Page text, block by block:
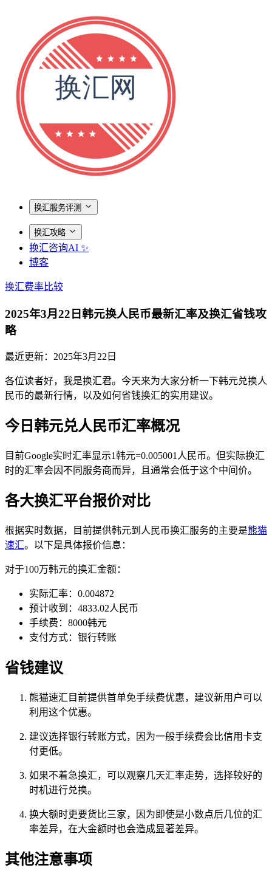
换汇服务评测
换汇攻略
换汇咨询AI ✨
博客
换汇费率比较
2025年3月22日韩元换人民币最新汇率及换汇省钱攻
略
最近更新： 2025年3月22日
各位读者好，我是换汇君。今天来为大家分析一下韩元兑换人
民币的最新行情，以及如何省钱换汇的实用建议。
今日韩元兑人民币汇率概况
目前Google实时汇率显示1韩元=0.005001人民币。但实际换汇
时的汇率会因不同服务商而异，且通常会低于这个中间价。
各大换汇平台报价对比
根据实时数据，目前提供韩元到人民币换汇服务的主要是熊猫
速汇。以下是具体报价信息：
对于100万韩元的换汇金额：
实际汇率：0.004872
预计收到：4833.02人民币
手续费：8000韩元
支付方式：银行转账
省钱建议
熊猫速汇目前提供首单免手续费优惠，建议新用户可以
利用这个优惠。
建议选择银行转账方式，因为一般手续费会比信用卡支
付更低。
如果不着急换汇，可以观察几天汇率走势，选择较好的
时机进行兑换。
换大额时更要货比三家，因为即使是小数点后几位的汇
率差异，在大金额时也会造成显著差异。
其他注意事项